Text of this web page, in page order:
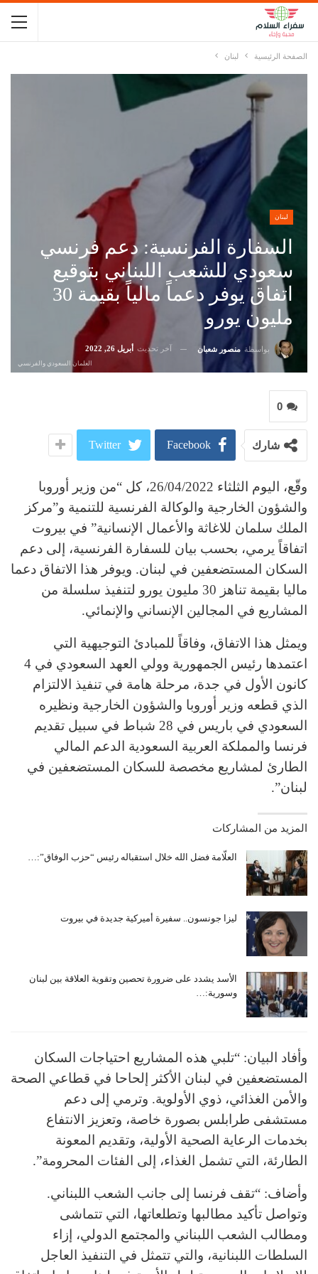
الصفحة الرئيسية لبنان
لبنان
السفارة الفرنسية: دعم فرنسي
سعودي للشعب اللبناني بتوقيع
اتفاق يوفر دعماً مالياً بقيمة 30
مليون يورو
بواسطة منصور شعبان آخر تحديث أبريل 26, 2022
العلمان السعودي والفرنسي
0
شارك Facebook
Twitter
وقّع، اليوم الثلثاء 26/04/2022، كل “من وزير أوروبا
والشؤون الخارجية والوكالة الفرنسية للتنمية و”مركز
الملك سلمان للاغاثة والأعمال الإنسانية” في بيروت
اتفاقاً يرمي، بحسب بيان للسفارة الفرنسية، إلى دعم
السكان المستضعفين في لبنان. ويوفر هذا الاتفاق دعما
ماليا بقيمة تناهز 30 مليون يورو لتنفيذ سلسلة من
المشاريع في المجالين الإنساني والإنمائي.
ويمثل هذا الاتفاق، وفاقاً للمبادئ التوجيهية التي
اعتمدها رئيس الجمهورية وولي العهد السعودي في 4
كانون الأول في جدة، مرحلة هامة في تنفيذ الالتزام
الذي قطعه وزير أوروبا والشؤون الخارجية ونظيره
السعودي في باريس في 28 شباط في سبيل تقديم
فرنسا والمملكة العربية السعودية الدعم المالي
الطارئ لمشاريع مخصصة للسكان المستضعفين في
لبنان”.
المزيد من المشاركات
العلّامة فضل الله خلال استقباله رئيس “حزب الوفاق”:…
ليزا جونسون.. سفيرة أميركية جديدة في بيروت
الأسد يشدد على ضرورة تحصين وتقوية العلاقة بين لبنان
وسورية:…
وأفاد البيان: “تلبي هذه المشاريع احتياجات السكان
المستضعفين في لبنان الأكثر إلحاحا في قطاعي الصحة
والأمن الغذائي، ذوي الأولوية. وترمي إلى دعم
مستشفى طرابلس بصورة خاصة، وتعزيز الانتفاع
بخدمات الرعاية الصحية الأولية، وتقديم المعونة
الطارئة، التي تشمل الغذاء، إلى الفئات المحرومة”.
وأضاف: “تقف فرنسا إلى جانب الشعب اللبناني.
وتواصل تأكيد مطالبها وتطلعاتها، التي تتماشى
ومطالب الشعب اللبناني والمجتمع الدولي، إزاء
السلطات اللبنانية، والتي تتمثل في التنفيذ العاجل